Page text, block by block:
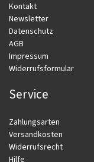
Kontakt
Newsletter
Datenschutz
AGB
Impressum
Widerrufsformular
Service
Zahlungsarten
Versandkosten
Widerrufsrecht